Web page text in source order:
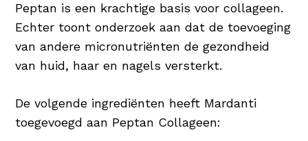
Peptan is een krachtige basis voor collageen.
Echter toont onderzoek aan dat de toevoeging
van andere micronutriënten de gezondheid
van huid, haar en nagels versterkt.
De volgende ingrediënten heeft Mardanti
toegevoegd aan Peptan Collageen: